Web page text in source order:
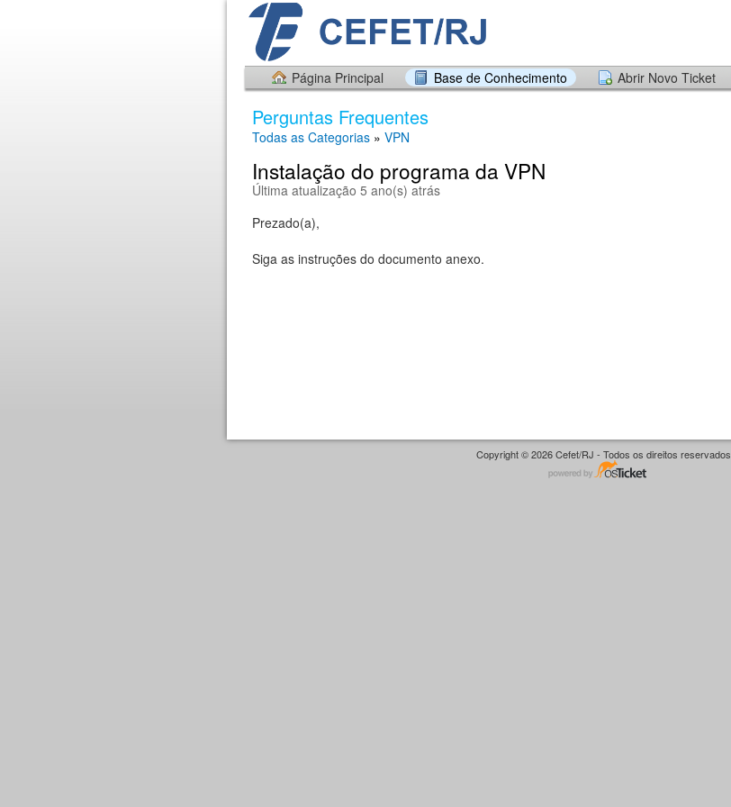
Página Principal Base de Conhecimento Abrir Novo Ticket
Perguntas Frequentes
Todas as Categorias » VPN
Instalação do programa da VPN
Última atualização 5 ano(s) atrás
Prezado(a),
Siga as instruções do documento anexo.
Copyright © 2026 Cefet/RJ - Todos os direitos reservados.